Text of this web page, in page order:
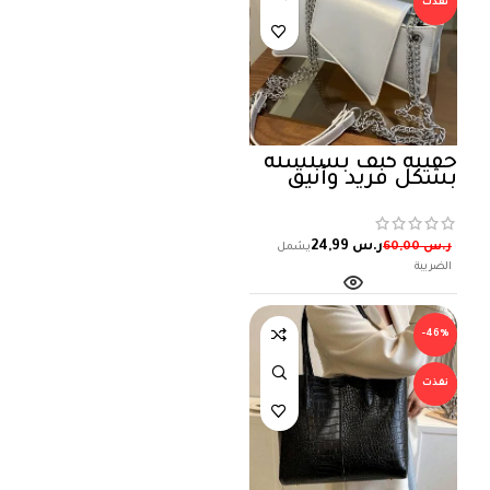
نفذت
حقيبة كتف بسلسلة
بشكل فريد وأنيق
ر.س60,00 ر.س
-46%
نفذت